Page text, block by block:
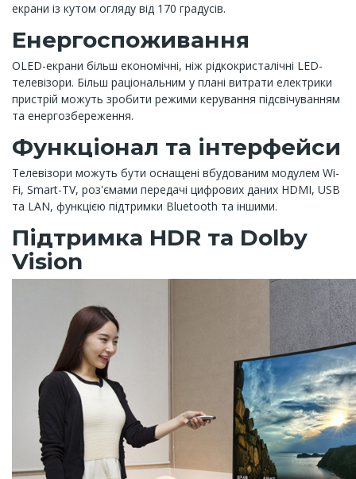
екрани із кутом огляду від 170 градусів.
Енергоспоживання
OLED-екрани більш економічні, ніж рідкокристалічні LED-
телевізори. Більш раціональним у плані витрати електрики
пристрій можуть зробити режими керування підсвічуванням
та енергозбереження.
Функціонал та інтерфейси
Телевізори можуть бути оснащені вбудованим модулем Wi-
Fi, Smart-TV, роз'ємами передачі цифрових даних HDMI, USB
та LAN, функцією підтримки Bluetooth та іншими.
Підтримка HDR та Dolby
Vision